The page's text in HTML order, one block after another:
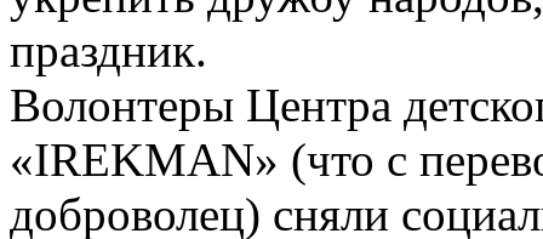
праздник.
Волонтеры Центра
«IREKMAN» (что с
доброволец) сняли